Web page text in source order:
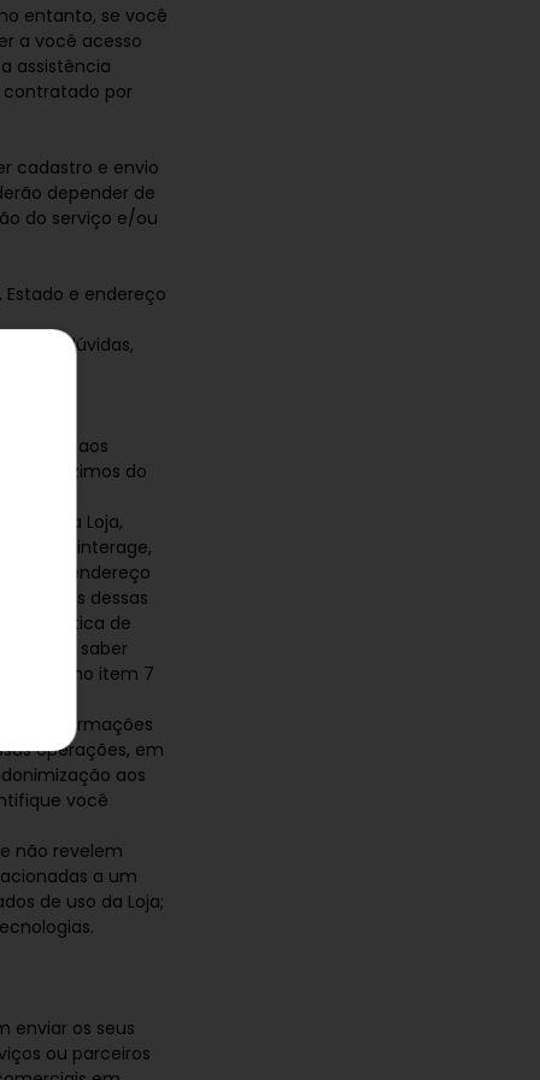
entanto, se você
a você acesso
assistência
contratado por
cadastro e envio
depender de
do serviço e/ou
e endereço
(dúvidas,
relação aos
deduzimos do
na Loja,
e interage,
seu endereço
Algumas dessas
Automática de
Para saber
Dados no item 7
ou informações
operações, em
aos
você
não revelem
a um
de uso da Loja;
enviar os seus
ou parceiros